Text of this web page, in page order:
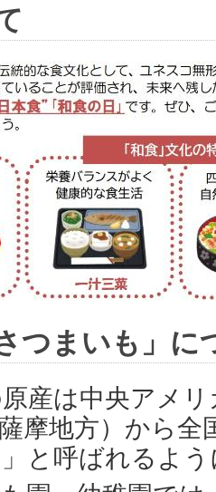
つまいも」に
産は中央アメ
摩地方）から
」と呼ばれるよ